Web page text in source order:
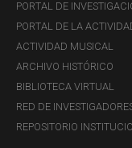
Ventanilla
Lunes a
Primer día
11:00.
Estos
PORTAL DE
PORTAL DE LA
ACTIVIDAD MUSICAL
ARCHIVO HISTÓRICO
BIBLIOTECA VIRTUAL
RED DE
REPOSITORIO